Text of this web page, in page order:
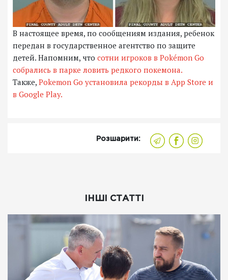
В настоящее время, по сообщениям издания, ребенок
передан в государственное агентство по защите
детей. Напомним, что сотни игроков в Pokémon Go
собрались в парке ловить редкого покемона.
Также, Pokemon Go установила рекорды в App Store и
в Google Play.
Розшарити:
ІНШІ СТАТТІ